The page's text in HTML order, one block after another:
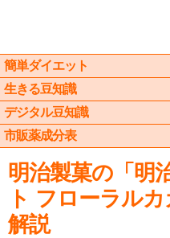
簡単ダイエット
生きる豆知識
デジタル豆知識
市販薬成分表
明治製菓の「明
ト フローラル
解説